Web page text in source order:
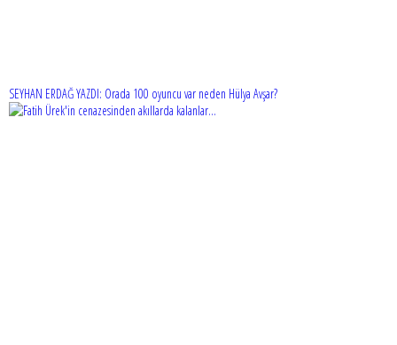
SEYHAN ERDAĞ YAZDI: Orada 100 oyuncu var neden Hülya Avşar?